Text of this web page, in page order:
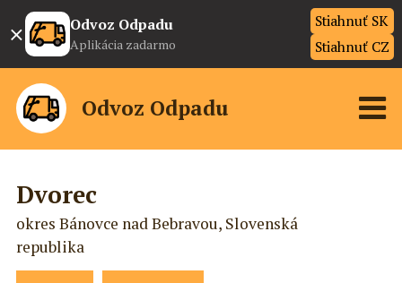
× Odvoz Odpadu
Aplikácia zadarmo
Stiahnuť SK
Stiahnuť CZ
Odvoz Odpadu
Dvorec
okres Bánovce nad Bebravou, Slovenská
republika